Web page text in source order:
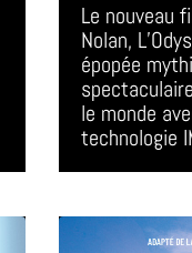
Le nouveau
Nolan,
épopée
le monde
technologie